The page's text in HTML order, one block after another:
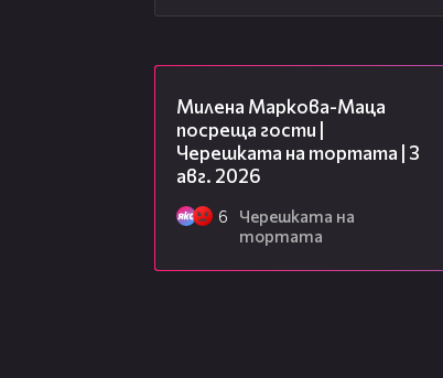
Милена Маркова-Маца
посреща гости |
Черешката на тортата | 3
авг. 2026
6
Черешката на
тортата